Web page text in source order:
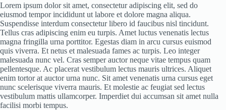
Lorem ipsum dolor sit amet, consectetur adipiscing elit, sed do
eiusmod tempor incididunt ut labore et dolore magna aliqua.
Suspendisse interdum consectetur libero id faucibus nisl tincidunt.
Tellus cras adipiscing enim eu turpis. Amet luctus venenatis lectus
magna fringilla urna porttitor. Egestas diam in arcu cursus euismod
quis viverra. Et netus et malesuada fames ac turpis. Leo integer
malesuada nunc vel. Cras semper auctor neque vitae tempus quam
pellentesque. Ac placerat vestibulum lectus mauris ultrices. Aliquet
enim tortor at auctor urna nunc. Sit amet venenatis urna cursus eget
nunc scelerisque viverra mauris. Et molestie ac feugiat sed lectus
vestibulum mattis ullamcorper. Imperdiet dui accumsan sit amet nulla
facilisi morbi tempus.